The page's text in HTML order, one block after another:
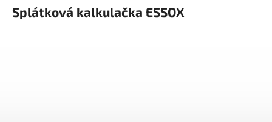
Splátková kalkulačka ESSOX